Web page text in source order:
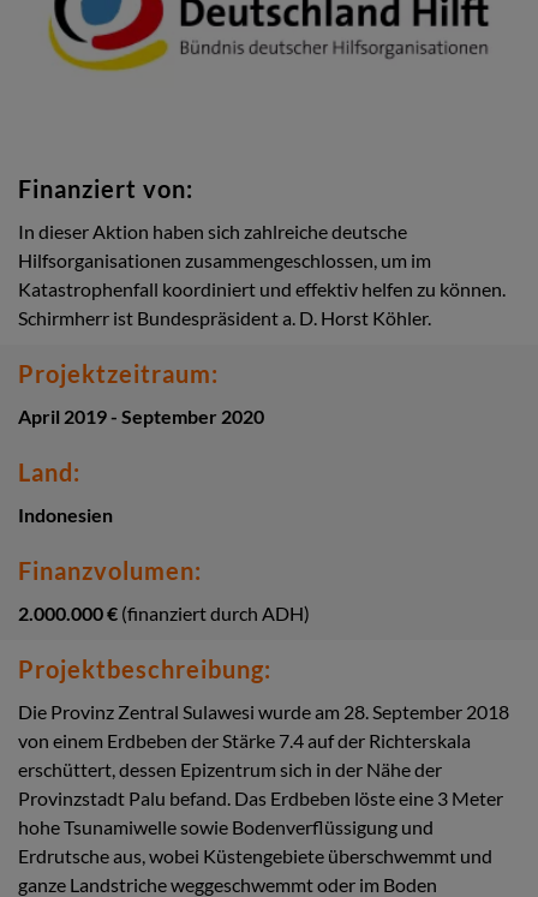
Finanziert von:
In dieser Aktion haben sich zahlreiche deutsche
Hilfsorganisationen zusammengeschlossen, um im
Katastrophenfall koordiniert und effektiv helfen zu können.
Schirmherr ist Bundespräsident a. D. Horst Köhler.
Projektzeitraum:
April 2019 - September 2020
Land:
Indonesien
Finanzvolumen:
2.000.000 € (finanziert durch ADH)
Projektbeschreibung:
Die Provinz Zentral Sulawesi wurde am 28. September 2018
von einem Erdbeben der Stärke 7.4 auf der Richterskala
erschüttert, dessen Epizentrum sich in der Nähe der
Provinzstadt Palu befand. Das Erdbeben löste eine 3 Meter
hohe Tsunamiwelle sowie Bodenverflüssigung und
Erdrutsche aus, wobei Küstengebiete überschwemmt und
ganze Landstriche weggeschwemmt oder im Boden